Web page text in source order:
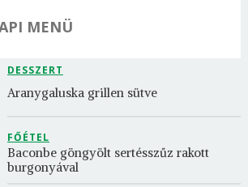
MENÜ
DESSZERT
Aranygaluska grillen sütve
FŐÉTEL
Baconbe göngyölt sertésszűz rakott
burgonyával